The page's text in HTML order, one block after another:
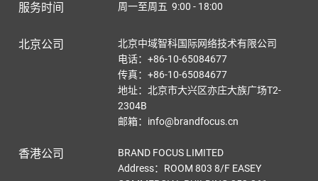
服务时间 周一至周五 9:00 - 18:00
北京公司
北京中域智科国际网络技术有限公司
电话：+86-10-65084677
传真：+86-10-65084677
地址：北京市大兴区亦庄大族广场T2-
2304B
邮箱：info@brandfocus.cn
香港公司
BRAND FOCUS LIMITED
Address：ROOM 803 8/F EASEY